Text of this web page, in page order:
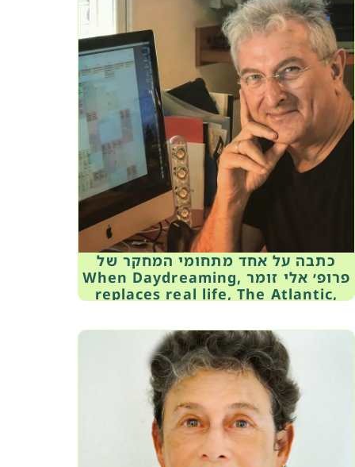
כתבה על אחד מתחומי המחקר של
פרופ׳ אלי זומר ,When Daydreaming
replaces real life, The Atlantic,